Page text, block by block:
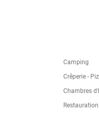
Camping
Crêperie -
Chambres